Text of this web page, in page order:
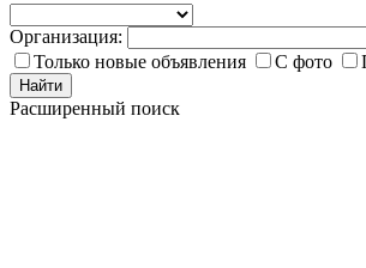
Организация:
Только новые объявления
С фото
Найти
Расширенный поиск